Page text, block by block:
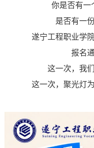
学
校
导
织
招
生
计
划
教
学
作
资
工
你是否有一
是否有一
遂宁工程职业学
报名
这一次，我
这一次，聚光灯